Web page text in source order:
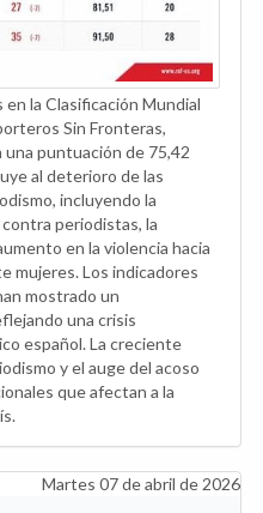
en la Clasificación Mundial
Sin Fronteras,
puntuación de 75,42
al deterioro de las
incluyendo la
periodistas, la
en la violencia hacia
mujeres. Los indicadores
mostrado un
una crisis
español. La creciente
y el auge del acoso
que afectan a la
Martes 07 de abril de 2026